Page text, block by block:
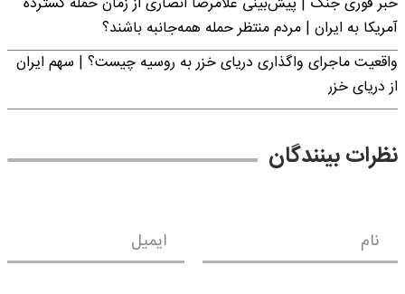
آمریکا به ایران | مردم منتظر حمله همه‌جانبه باشند؟
واقعیت ماجرای واگذاری دریای خزر به روسیه چیست؟ | سهم ایران
از دریای خزر
نظرات بینندگان
نام ایمیل